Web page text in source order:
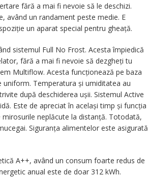
fără a mai fi nevoie să le deschizi.
având un randament peste medie. E
un aparat special pentru gheață.
sistemul Full No Frost. Acesta împiedică
fără a mai fi nevoie să dezgheți tu
Multiflow. Acesta funcționează pe baza
Temperatura și umiditatea au
după deschiderea ușii. Sistemul Active
Este de apreciat în același timp și funcția
neplăcute la distanță. Totodată,
Siguranța alimentelor este asigurată
A++, având un consum foarte redus de
anual este de doar 312 kWh.